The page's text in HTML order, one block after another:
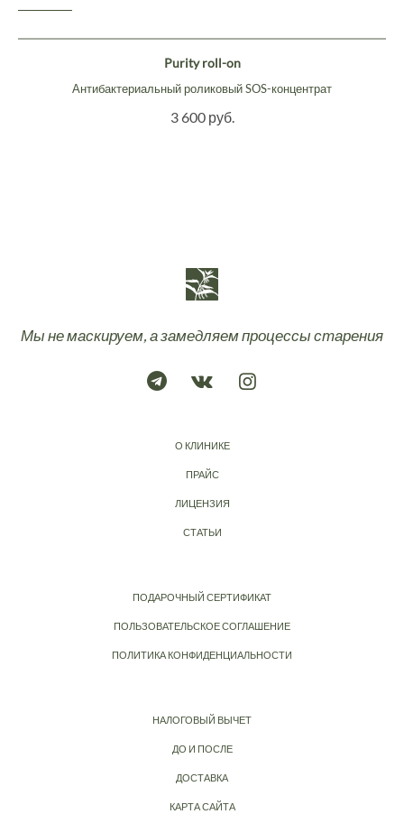
Purity roll-on
Антибактериальный роликовый SOS-концентрат
3 600 руб.
Мы не маскируем, а замедляем процессы старения
О КЛИНИКЕ
ПРАЙС
ЛИЦЕНЗИЯ
СТАТЬИ
ПОДАРОЧНЫЙ СЕРТИФИКАТ
ПОЛЬЗОВАТЕЛЬСКОЕ СОГЛАШЕНИЕ
ПОЛИТИКА КОНФИДЕНЦИАЛЬНОСТИ
НАЛОГОВЫЙ ВЫЧЕТ
ДО И ПОСЛЕ
ДОСТАВКА
КАРТА САЙТА